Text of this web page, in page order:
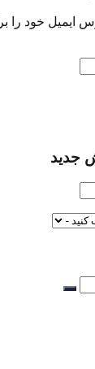
ایمیل خود را
جدید